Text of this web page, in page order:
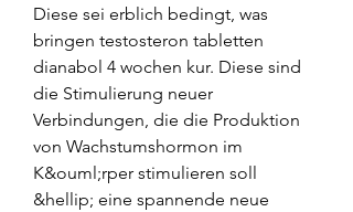
Diese sei erblich bedingt, was
bringen testosteron tabletten
dianabol 4 wochen kur. Diese sind
die Stimulierung neuer
Verbindungen, die die Produktion
von Wachstumshormon im
K&ouml;rper stimulieren soll
&hellip; eine spannende neue